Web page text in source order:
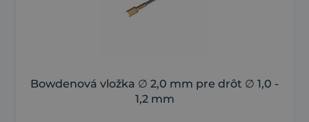
Bowdenová vložka ∅ 2,0 mm pre drôt ∅ 1,0 -
1,2 mm